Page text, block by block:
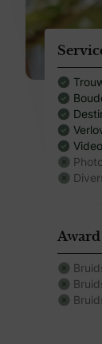
Video
Award